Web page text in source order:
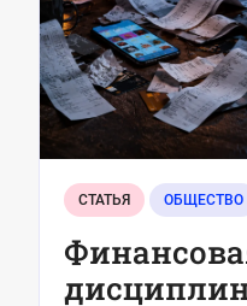
СТАТЬЯ ОБЩЕСТВО